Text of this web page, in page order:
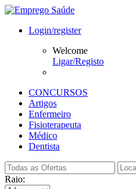
Login/register
Welcome
Ligar/Registo
CONCURSOS
Artigos
Enfermeiro
Fisioterapeuta
Médico
Dentista
Raio: